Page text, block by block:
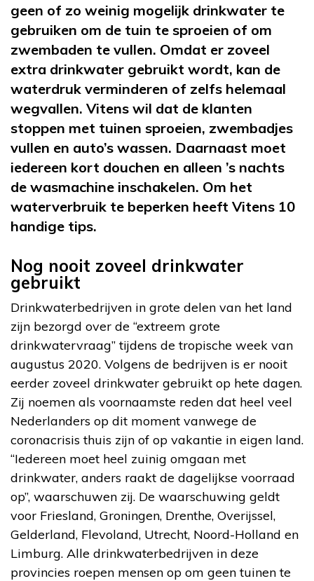
geen of zo weinig mogelijk drinkwater te
gebruiken om de tuin te sproeien of om
zwembaden te vullen. Omdat er zoveel
extra drinkwater gebruikt wordt, kan de
waterdruk verminderen of zelfs helemaal
wegvallen. Vitens wil dat de klanten
stoppen met tuinen sproeien, zwembadjes
vullen en auto’s wassen. Daarnaast moet
iedereen kort douchen en alleen ’s nachts
de wasmachine inschakelen. Om het
waterverbruik te beperken heeft Vitens 10
handige tips.
Nog nooit zoveel drinkwater
gebruikt
Drinkwaterbedrijven in grote delen van het land
zijn bezorgd over de “extreem grote
drinkwatervraag” tijdens de tropische week van
augustus 2020. Volgens de bedrijven is er nooit
eerder zoveel drinkwater gebruikt op hete dagen.
Zij noemen als voornaamste reden dat heel veel
Nederlanders op dit moment vanwege de
coronacrisis thuis zijn of op vakantie in eigen land.
“Iedereen moet heel zuinig omgaan met
drinkwater, anders raakt de dagelijkse voorraad
op”, waarschuwen zij. De waarschuwing geldt
voor Friesland, Groningen, Drenthe, Overijssel,
Gelderland, Flevoland, Utrecht, Noord-Holland en
Limburg. Alle drinkwaterbedrijven in deze
provincies roepen mensen op om geen tuinen te